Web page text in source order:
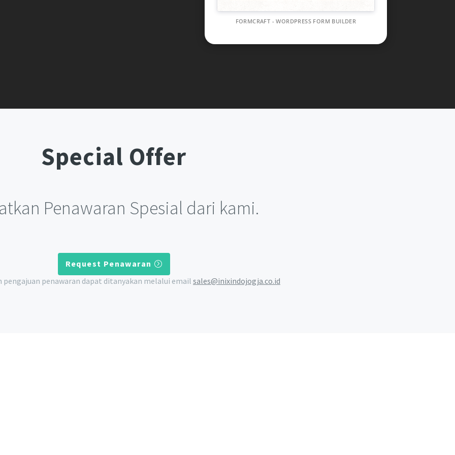
FORMCRAFT - WORDPRESS FORM BUILDER
Special Offer
Penawaran Spesial dari kami.
Request Penawaran
pengajuan penawaran dapat ditanyakan melalui email sales@inixindojogja.co.id